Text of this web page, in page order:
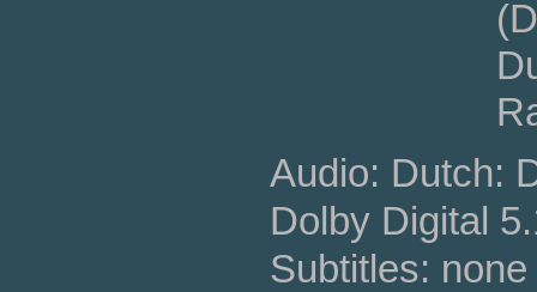
Audio: Dutch:
Dolby Digital
Subtitles: none